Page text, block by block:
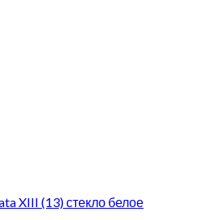
XIII (13) стекло белое